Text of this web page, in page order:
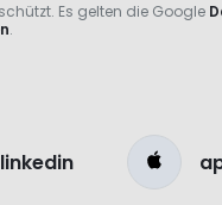
Es gelten die Google
.
linkedin